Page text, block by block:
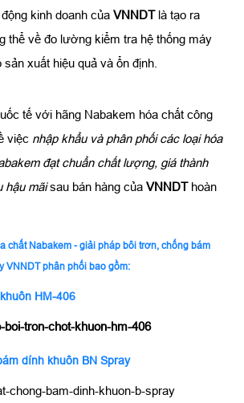
kinh doanh của VNNDTlà tạo ra
thể về đo lường kiểm tra hệ thống máy
xuất hiệu quả và ổn định.
tế với hãng Nabakem hóa chất công
việc nhập khẩu và phân phối các loại hóa
đạt chuẩn chất lượng, giá thành
hậu mãisau bán hàng của VNNDThoàn
chất Nabakem - giải pháp bôi trơn, chống bám
VNNDT phân phối bao gồm:
HM-406
dính khuôn BN Spray